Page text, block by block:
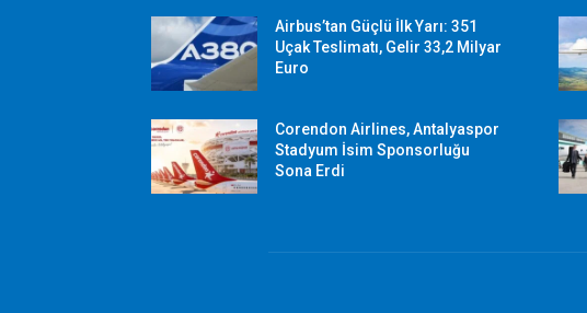
Airbus’tan Güçlü İlk Yarı: 351
Uçak Teslimatı, Gelir 33,2 Milyar
Euro
Corendon Airlines, Antalyaspor
Stadyum İsim Sponsorluğu
Sona Erdi